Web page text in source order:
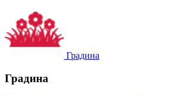
Градина
Градина